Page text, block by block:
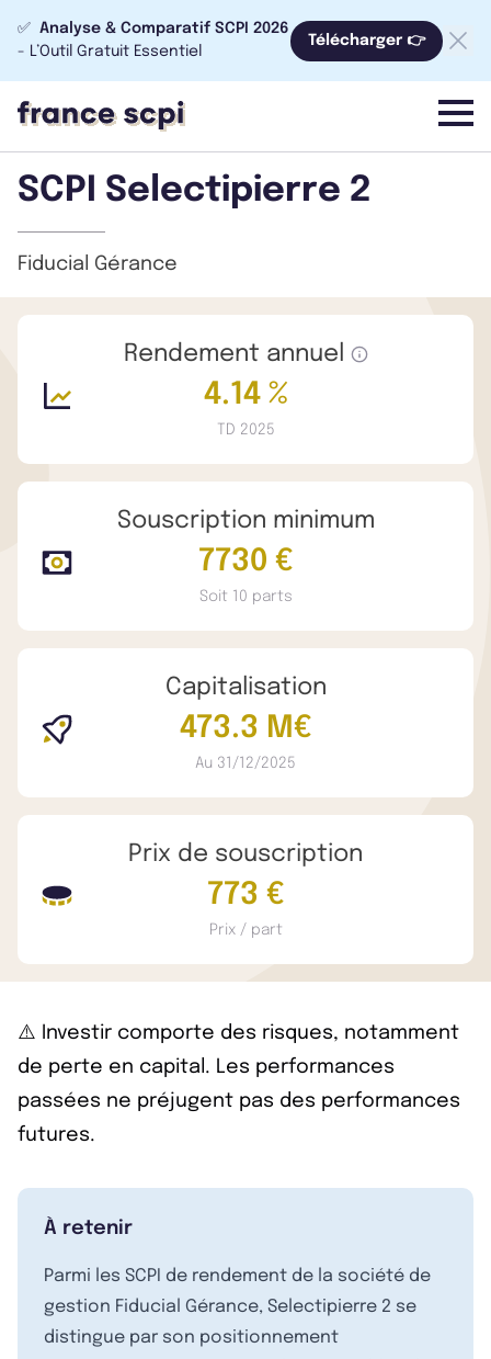
✅ Analyse & Comparatif SCPI 2026
- L’Outil Gratuit Essentiel
Télécharger 👉
menu
SCPI Selectipierre 2
Fiducial Gérance
Rendement annuel
4.14 %
TD 2025
Souscription minimum
7730 €
Soit 10 parts
Capitalisation
473.3 M€
Au 31/12/2025
Prix de souscription
773 €
Prix / part
⚠️ Investir comporte des risques, notamment
de perte en capital. Les performances
passées ne préjugent pas des performances
futures.
À retenir
Parmi les SCPI de rendement de la société de
gestion Fiducial Gérance, Selectipierre 2 se
distingue par son positionnement